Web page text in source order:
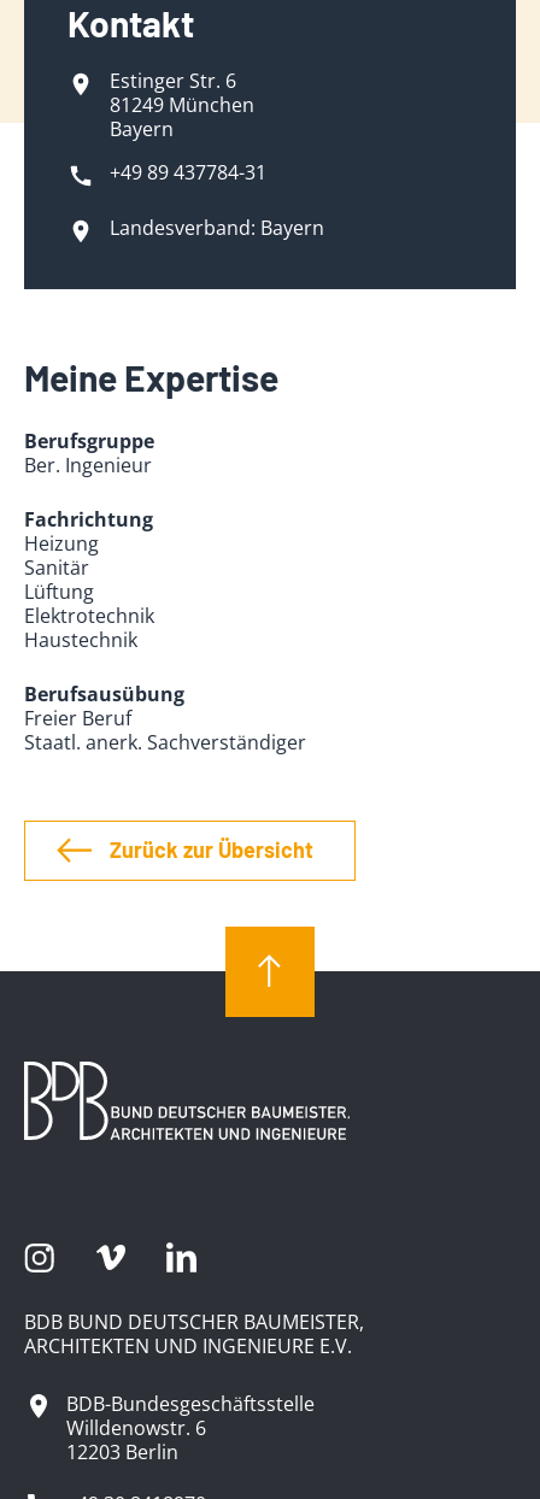
Kontakt
Estinger Str. 6
81249 München
Bayern
+49 89 437784-31
Landesverband: Bayern
Meine Expertise
Berufsgruppe
Ber. Ingenieur
Fachrichtung
Heizung
Sanitär
Lüftung
Elektrotechnik
Haustechnik
Berufsausübung
Freier Beruf
Staatl. anerk. Sachverständiger
Zurück zur Übersicht
BDB BUND DEUTSCHER BAUMEISTER,
ARCHITEKTEN UND INGENIEURE E.V.
BDB-Bundesgeschäftsstelle
Willdenowstr. 6
12203 Berlin